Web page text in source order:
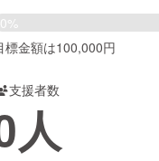
ルスケア
0%
標金額は100,000円
支援者数
人